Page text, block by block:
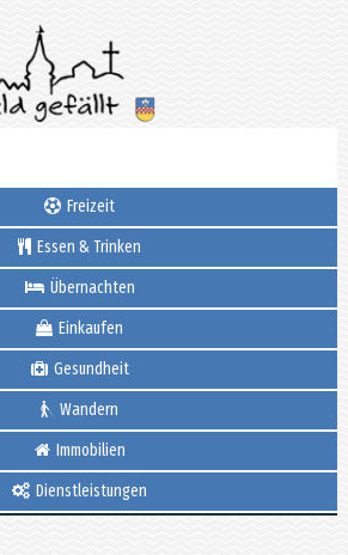
Freizeit
Essen & Trinken
Übernachten
Einkaufen
Gesundheit
Wandern
Immobilien
Dienstleistungen